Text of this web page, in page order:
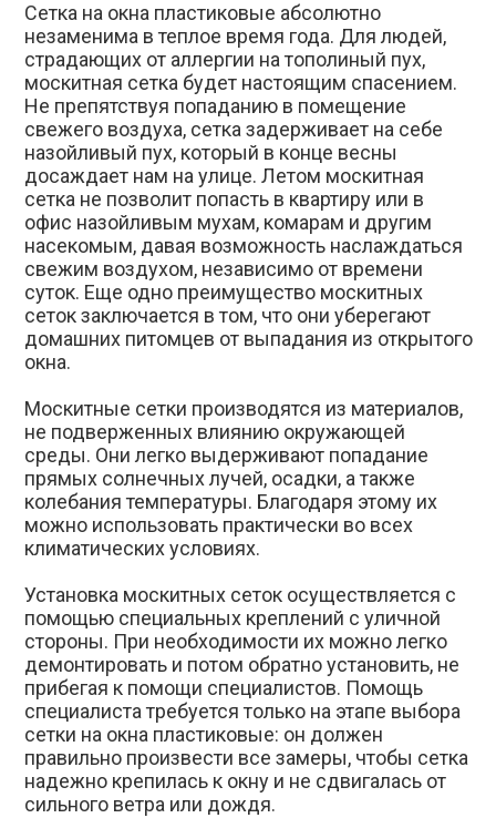
Сетка на окна пластиковые абсолютно
незаменима в теплое время года. Для людей,
страдающих от аллергии на тополиный пух,
москитная сетка будет настоящим спасением.
Не препятствуя попаданию в помещение
свежего воздуха, сетка задерживает на себе
назойливый пух, который в конце весны
досаждает нам на улице. Летом москитная
сетка не позволит попасть в квартиру или в
офис назойливым мухам, комарам и другим
насекомым, давая возможность наслаждаться
свежим воздухом, независимо от времени
суток. Еще одно преимущество москитных
сеток заключается в том, что они уберегают
домашних питомцев от выпадания из открытого
окна.
Москитные сетки производятся из материалов,
не подверженных влиянию окружающей
среды. Они легко выдерживают попадание
прямых солнечных лучей, осадки, а также
колебания температуры. Благодаря этому их
можно использовать практически во всех
климатических условиях.
Установка москитных сеток осуществляется с
помощью специальных креплений с уличной
стороны. При необходимости их можно легко
демонтировать и потом обратно установить, не
прибегая к помощи специалистов. Помощь
специалиста требуется только на этапе выбора
сетки на окна пластиковые: он должен
правильно произвести все замеры, чтобы сетка
надежно крепилась к окну и не сдвигалась от
сильного ветра или дождя.